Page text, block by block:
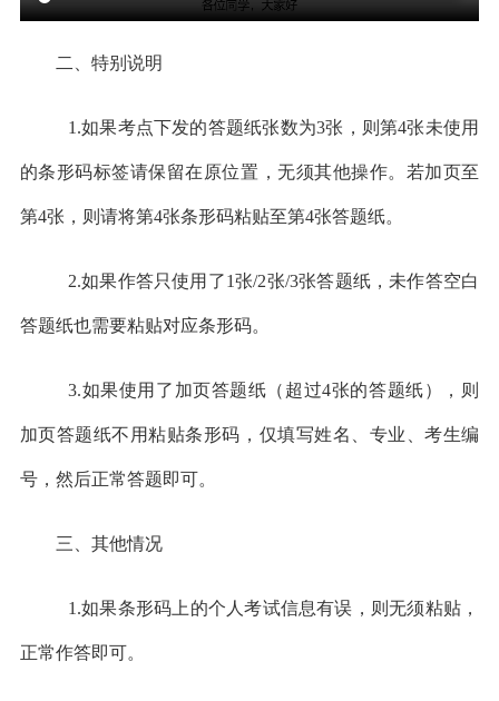
二、特别说明
1.如果考点下发的答题纸张数为3张，则第4张未使用
的条形码标签请保留在原位置，无须其他操作。若加页至
第4张，则请将第4张条形码粘贴至第4张答题纸。
2.如果作答只使用了1张/2张/3张答题纸，未作答空白
答题纸也需要粘贴对应条形码。
3.如果使用了加页答题纸（超过4张的答题纸），则
加页答题纸不用粘贴条形码，仅填写姓名、专业、考生编
号，然后正常答题即可。
三、其他情况
1.如果条形码上的个人考试信息有误，则无须粘贴，
正常作答即可。